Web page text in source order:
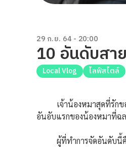
29 ก.ย. 64 - 20:00
10 อันดับสา
Local Vlog ไลฟ์สไตล์
เจ้าน้องหมาสุดที่รักของ
อันอับแรกของน้องหมาที่ฉ
ผู้ที่ทำการจัดอันดับนี้คือ